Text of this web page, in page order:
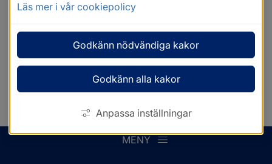
MENY
Läs mer i vår cookiepolicy
Godkänn nödvändiga kakor
Godkänn alla kakor
Anpassa inställningar